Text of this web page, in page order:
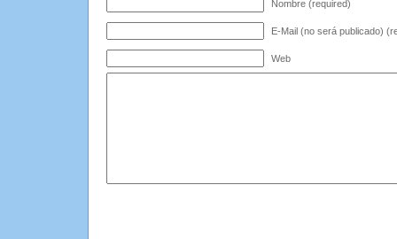
Nombre (required)
E-Mail (no será publicado)
Web